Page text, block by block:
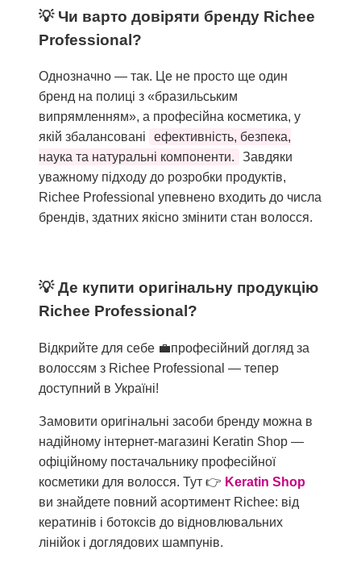
Чи варто довіряти бренду Richee
Professional?
Однозначно — так. Це не просто ще один
бренд на полиці з «бразильським
випрямленням», а професійна косметика, у
якій збалансовані
ефективність, безпека,
наука та натуральні компоненти.
Завдяки
уважному підходу до розробки продуктів,
Richee Professional упевнено входить до числа
брендів, здатних якісно змінити стан волосся.
Де купити оригінальну продукцію
Richee Professional?
Відкрийте для себе 💼професійний догляд за
волоссям з Richee Professional — тепер
доступний в Україні!
Замовити оригінальні засоби бренду можна в
надійному інтернет-магазині Keratin Shop —
офіційному постачальнику професійної
косметики для волосся. Тут 👉 Keratin Shop
ви знайдете повний асортимент Richee: від
кератинів і ботоксів до відновлювальних
лінійок і доглядових шампунів.